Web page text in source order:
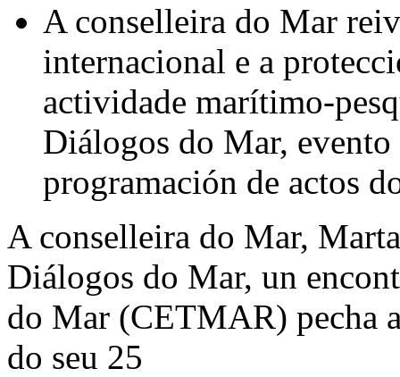
A conselleira do Mar
internacional e a
actividade marítimo-
Diálogos do Mar,
programación de actos
A conselleira do Mar,
Diálogos do Mar, un
do Mar (CETMAR) pecha
do seu 25